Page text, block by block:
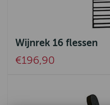
Wijnrek 16 flessen
€196,90